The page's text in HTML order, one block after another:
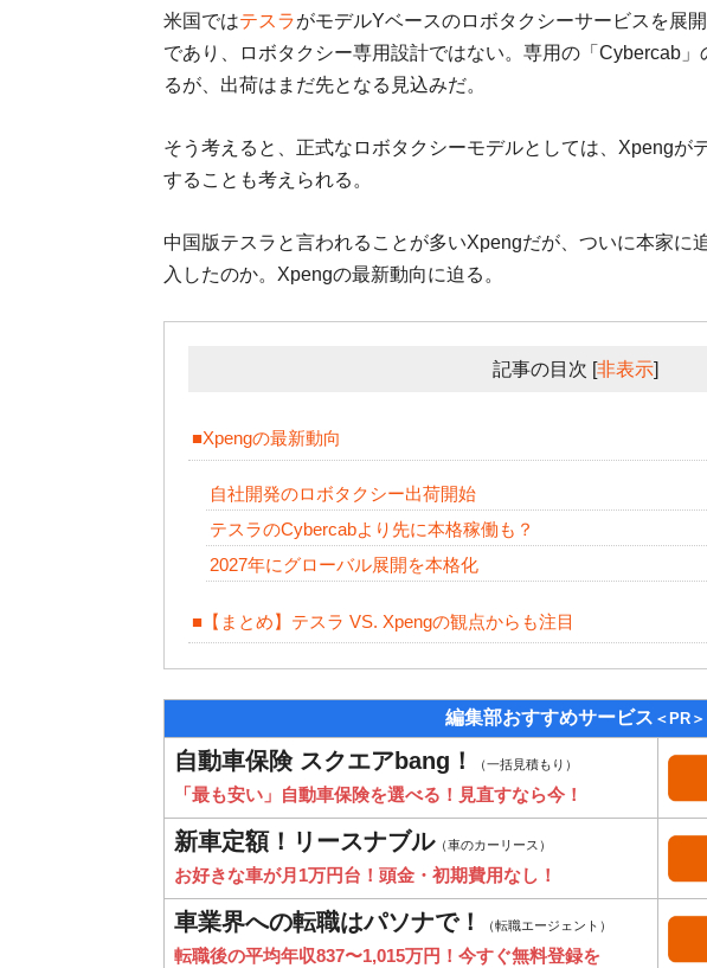
米国ではテスラがモデルYベースのロボタクシーサービスを展
であり、ロボタクシー専用設計ではない。専用の「Cybercab
るが、出荷はまだ先となる見込みだ。
そう考えると、正式なロボタクシーモデルとしては、Xpengが
することも考えられる。
中国版テスラと言われることが多いXpengだが、ついに本家に
入したのか。Xpengの最新動向に迫る。
記事の目次 [非表示]
■Xpengの最新動向
自社開発のロボタクシー出荷開始
テスラのCybercabより先に本格稼働も？
2027年にグローバル展開を本格化
■【まとめ】テスラ VS. Xpengの観点からも注目
編集部おすすめサービス ＜PR＞
自動車保険 スクエアbang！ （一括見積もり）
「最も安い」自動車保険を選べる！見直すなら今！
新車定額！リースナブル（車のカーリース）
お好きな車が月1万円台！頭金・初期費用なし！
車業界への転職はパソナで！ （転職エージェント）
転職後の平均年収837〜1,015万円！今すぐ無料登録を